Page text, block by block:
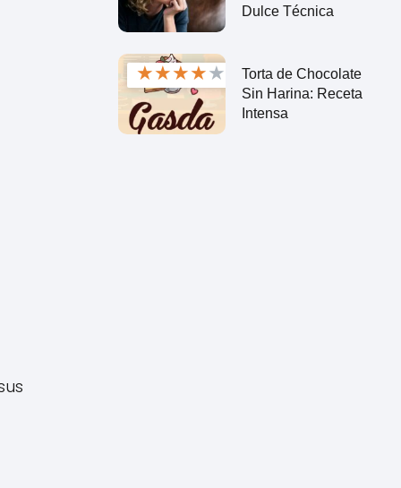
Dulce Técnica
★★★★★
Torta de Chocolate
Sin Harina: Receta
Intensa